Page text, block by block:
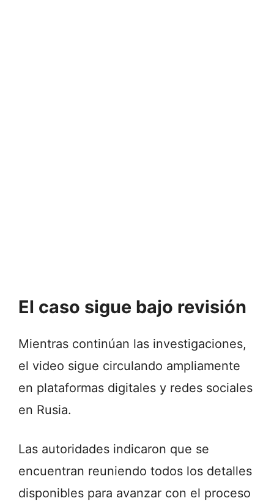
El caso sigue bajo revisión
Mientras continúan las investigaciones,
el video sigue circulando ampliamente
en plataformas digitales y redes sociales
en Rusia.
Las autoridades indicaron que se
encuentran reuniendo todos los detalles
disponibles para avanzar con el proceso